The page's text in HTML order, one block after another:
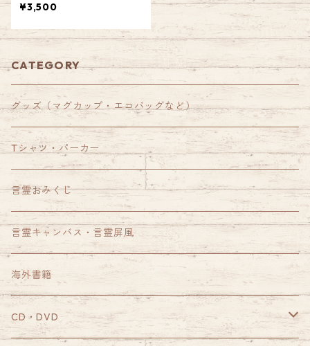
¥3,500
CATEGORY
グッズ（マグカップ・エコバッグなど）
Tシャツ・パーカー
言霊おみくじ
言霊キャンバス・言霊屏風
海外書籍
CD・DVD